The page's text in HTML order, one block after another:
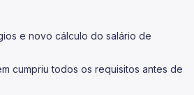
e novo cálculo do salário de
cumpriu todos os requisitos antes de